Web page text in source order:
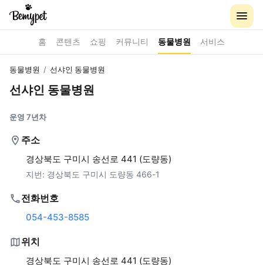
홈 콘텐츠 쇼핑 커뮤니티 동물병원 서비스
동물병원 / 선샤인 동물병원
선샤인 동물병원
운영 7년차
주소
경상북도 구미시 송선로 441 (도량동)
지번: 경상북도 구미시 도량동 466-1
전화번호
054-453-8585
위치
경상북도 구미시 송선로 441 (도량동)